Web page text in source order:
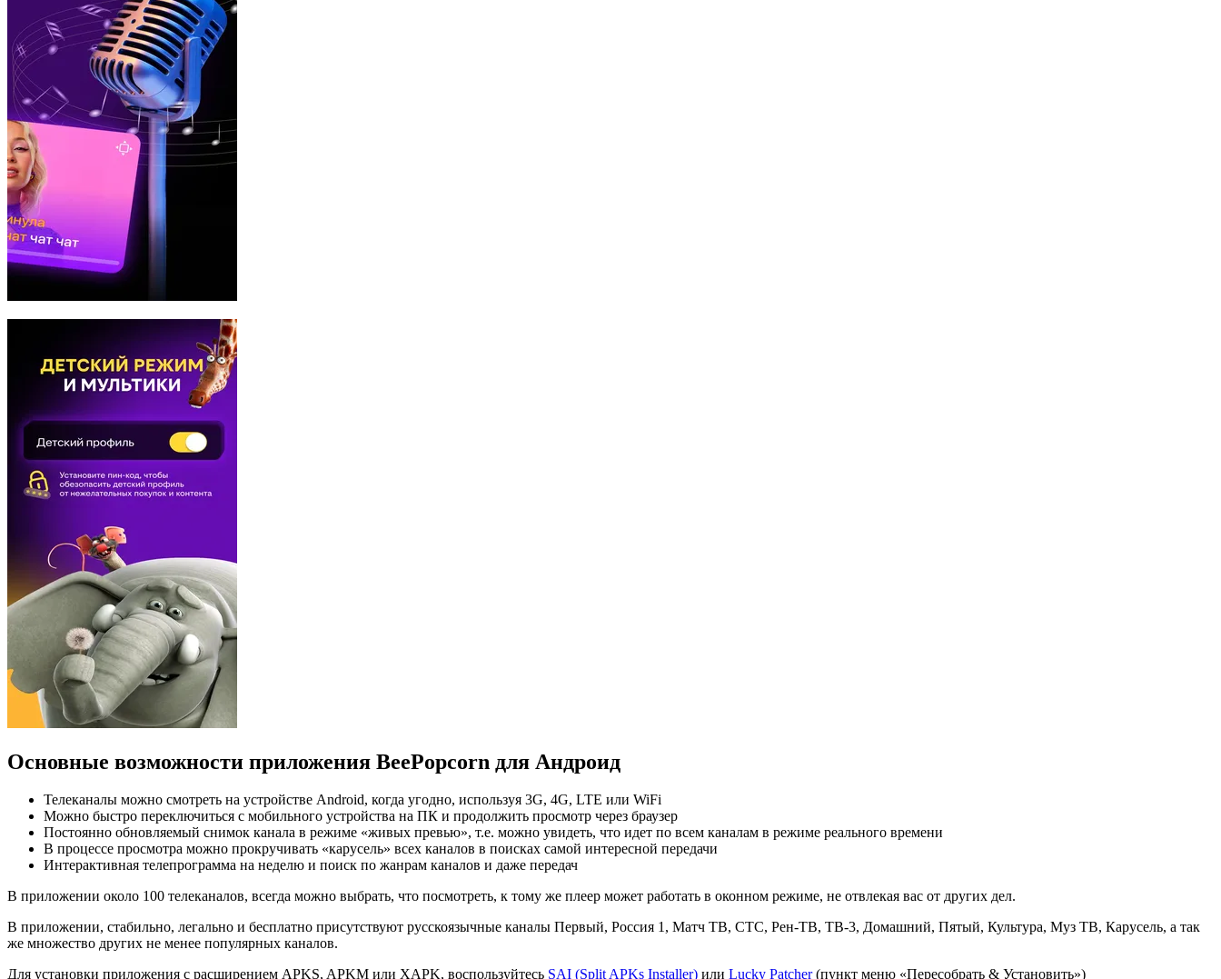
Основные возможности приложения BeePopcorn для Андроид
Телеканалы можно смотреть на устройстве Android, когда угодно, используя 3G, 4G, LTE или WiFi
Можно быстро переключиться с мобильного устройства на ПК и продолжить просмотр через браузер
Постоянно обновляемый снимок канала в режиме «живых превью», т.е. можно увидеть, что идет по всем каналам в режиме реального времени
В процессе просмотра можно прокручивать «карусель» всех каналов в поисках самой интересной передачи
Интерактивная телепрограмма на неделю и поиск по жанрам каналов и даже передач
В приложении около 100 телеканалов, всегда можно выбрать, что посмотреть, к тому же плеер может работать в оконном режиме, не отвлекая вас от других дел.
В приложении, стабильно, легально и бесплатно присутствуют русскоязычные каналы Первый, Россия 1, Матч ТВ, СТС, Рен-ТВ, ТВ-3, Домашний, Пятый, Культура, Муз ТВ, Карусель, а так
же множество других не менее популярных каналов.
Для установки приложения с расширением APKS, APKM или XAPK, воспользуйтесь SAI (Split APKs Installer) или Lucky Patcher(пункт меню «Пересобрать & Установить»)